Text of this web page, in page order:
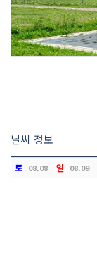
날씨 정보
토 08.08 일 08.09